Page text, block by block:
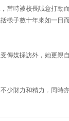
當時被校長誠意打動
樣子數十年來如一日
傳媒採訪外，她更親
少財力和精力，同時